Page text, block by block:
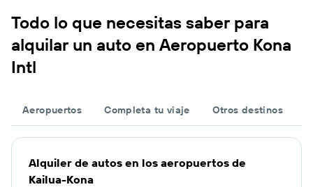
Todo lo que necesitas saber para
alquilar un auto en Aeropuerto Kona
Intl
Aeropuertos Completa tu viaje Otros destinos
Alquiler de autos en los aeropuertos de
Kailua-Kona